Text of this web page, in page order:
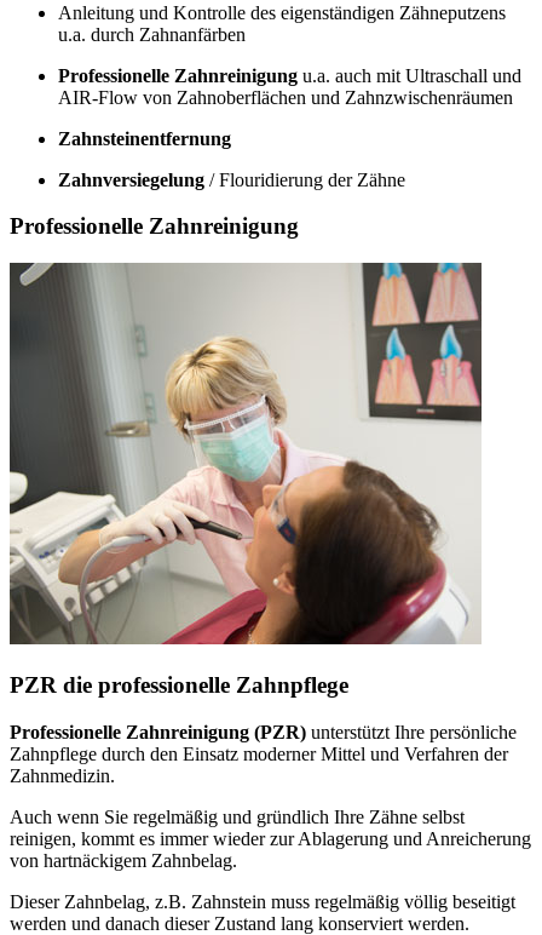
Anleitung und Kontrolle des eigenständigen Zähneputzens
u.a. durch Zahnanfärben
Professionelle Zahnreinigung u.a. auch mit Ultraschall und
AIR-Flow von Zahnoberflächen und Zahnzwischenräumen
Zahnsteinentfernung
Zahnversiegelung / Flouridierung der Zähne
Professionelle Zahnreinigung
PZR die professionelle Zahnpflege
Professionelle Zahnreinigung (PZR) unterstützt Ihre persönliche
Zahnpflege durch den Einsatz moderner Mittel und Verfahren der
Zahnmedizin.
Auch wenn Sie regelmäßig und gründlich Ihre Zähne selbst
reinigen, kommt es immer wieder zur Ablagerung und Anreicherung
von hartnäckigem Zahnbelag.
Dieser Zahnbelag, z.B. Zahnstein muss regelmäßig völlig beseitigt
werden und danach dieser Zustand lang konserviert werden.